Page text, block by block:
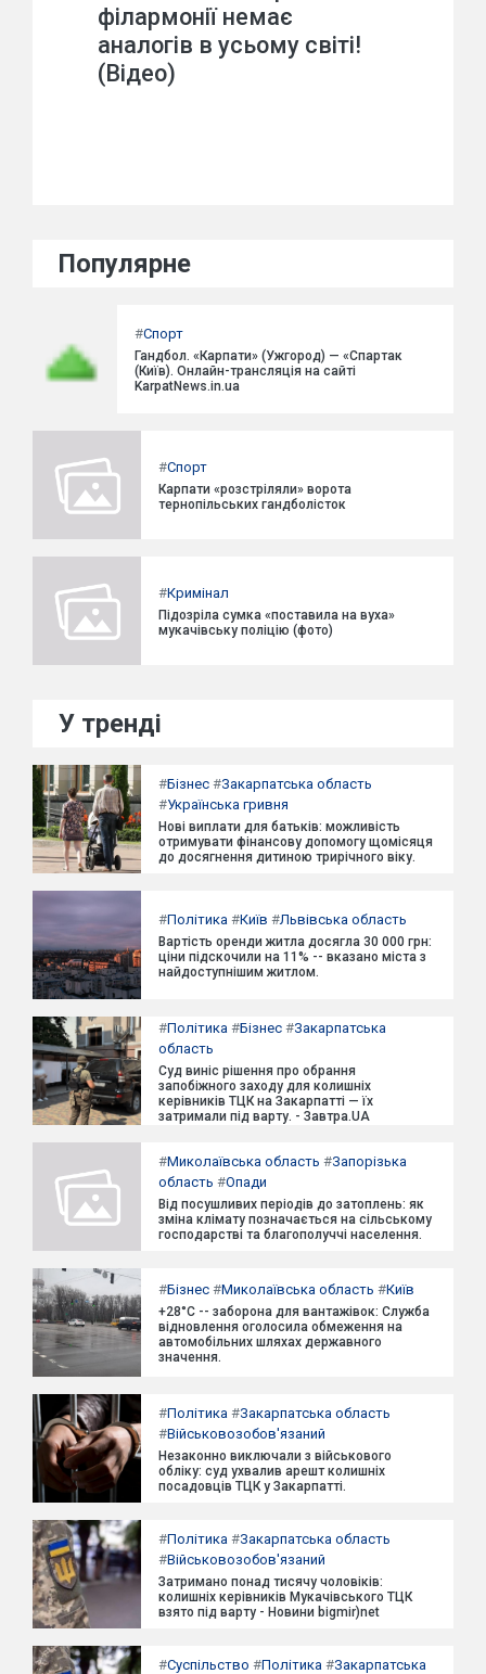
філармонії немає
аналогів в усьому світі!
(Відео)
Популярне
#Спорт
Гандбол. «Карпати» (Ужгород) — «Спартак
(Київ). Онлайн-трансляція на сайті
KarpatNews.in.ua
#Спорт
Карпати «розстріляли» ворота
тернопільських гандболісток
#Кримінал
Підозріла сумка «поставила на вуха»
мукачівську поліцію (фото)
У тренді
#Бізнес #Закарпатська область
#Українська гривня
Нові виплати для батьків: можливість
отримувати фінансову допомогу щомісяця
до досягнення дитиною трирічного віку.
#Політика #Київ #Львівська область
Вартість оренди житла досягла 30 000 грн:
ціни підскочили на 11% -- вказано міста з
найдоступнішим житлом.
#Політика #Бізнес #Закарпатська
область
Суд виніс рішення про обрання
запобіжного заходу для колишніх
керівників ТЦК на Закарпатті — їх
затримали під варту. - Завтра.UA
#Миколаївська область #Запорізька
область #Опади
Від посушливих періодів до затоплень: як
зміна клімату позначається на сільському
господарстві та благополуччі населення.
#Бізнес #Миколаївська область #Київ
+28°C -- заборона для вантажівок: Служба
відновлення оголосила обмеження на
автомобільних шляхах державного
значення.
#Політика #Закарпатська область
#Військовозобов'язаний
Незаконно виключали з військового
обліку: суд ухвалив арешт колишніх
посадовців ТЦК у Закарпатті.
#Політика #Закарпатська область
#Військовозобов'язаний
Затримано понад тисячу чоловіків:
колишніх керівників Мукачівського ТЦК
взято під варту - Новини bigmir)net
#Суспільство #Політика #Закарпатська